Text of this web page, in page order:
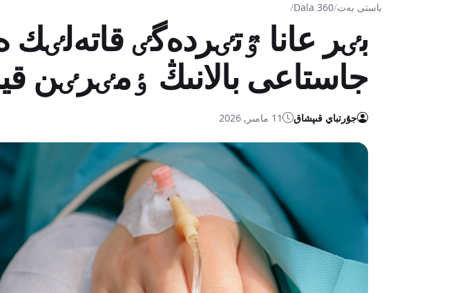
باستى بەت/
Dala 360
/
بٸر عانا ٷتٸردەگٸ قاتەلٸك
جاستاعى بالانىڭ ٶمٸرٸن
جۇرتباي قىپشاق 11 مامىر, 2026